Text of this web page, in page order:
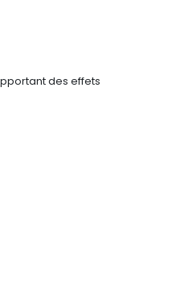
des effets